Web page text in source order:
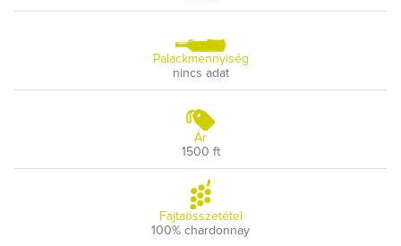
Palackmennyiség
nincs adat
Ár
1500 ft
Fajtaösszetétel
100% chardonnay